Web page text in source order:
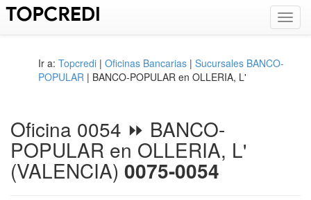
Ir a: Topcredi | Oficinas Bancarias | Sucursales BANCO-
POPULAR | BANCO-POPULAR en OLLERIA, L'
Oficina 0054 ⏩ BANCO-
POPULAR en OLLERIA, L'
(VALENCIA) 0075-0054